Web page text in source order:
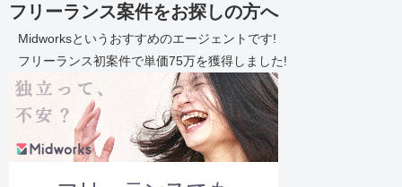
フリーランス案件をお探しの方へ
Midworksというおすすめのエージェントです!
フリーランス初案件で単価75万を獲得しました!